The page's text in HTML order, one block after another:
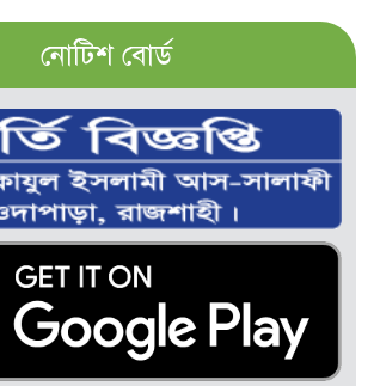
নোটিশ বোর্ড